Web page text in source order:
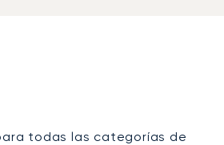
todas las categorías de